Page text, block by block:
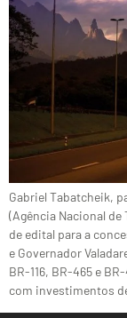
Gabriel Tabatcheik,
(Agência Nacional
de edital para a
e Governador
BR-116, BR-465 e
com investimentos